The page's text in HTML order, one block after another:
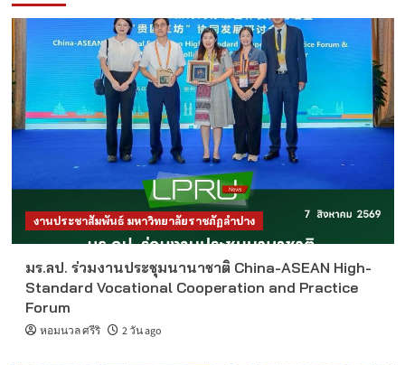
งานประชาสัมพันธ์ มหาวิทยาลัยราชภัฏลำปาง
มร.ลป. ร่วมงานประชุมนานาชาติ China-ASEAN High-
Standard Vocational Cooperation and Practice
Forum
หอมนวล ศรีริ 2 วัน ago